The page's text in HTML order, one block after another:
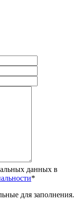
данных в
*
для заполнения.